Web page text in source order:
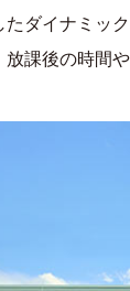
たダイナミッ
放課後の時間